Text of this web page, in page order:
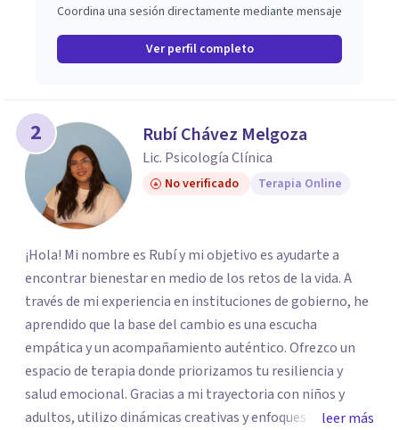
Coordina una sesión directamente mediante mensaje
Ver perfil completo
2 Rubí Chávez Melgoza
Lic. Psicología Clínica
No verificado Terapia Online
¡Hola! Mi nombre es Rubí y mi objetivo es ayudarte a
encontrar bienestar en medio de los retos de la vida. A
través de mi experiencia en instituciones de gobierno, he
aprendido que la base del cambio es una escucha
empática y un acompañamiento auténtico. ​Ofrezco un
espacio de terapia donde priorizamos tu resiliencia y
salud emocional. Gracias a mi trayectoria con niños y
adultos, utilizo dinámicas creativas y enfoques adaptados
leer más